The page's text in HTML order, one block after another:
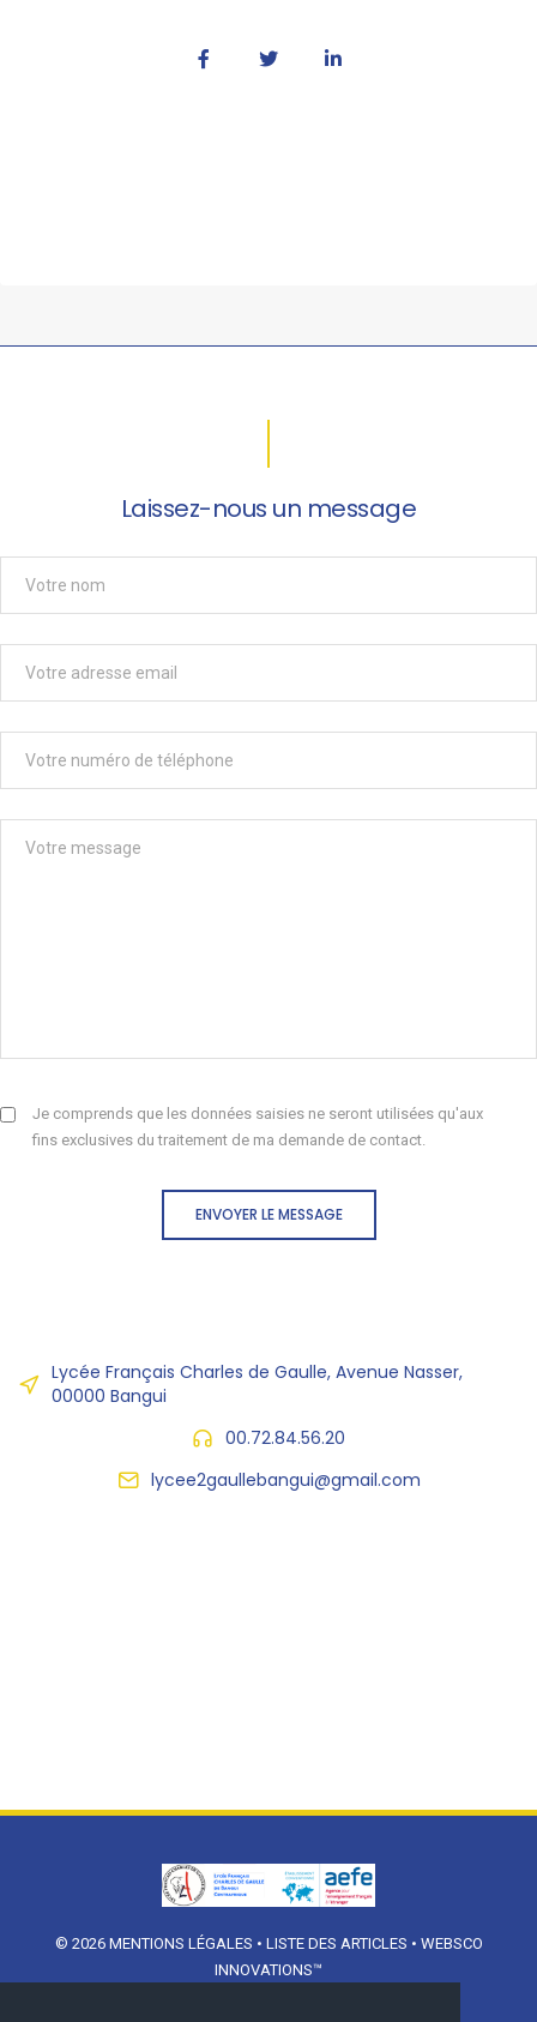
Laissez-nous un message
Je comprends que les données saisies ne seront utilisées qu'aux
fins exclusives du traitement de ma demande de contact.
ENVOYER LE MESSAGE
Lycée Français Charles de Gaulle, Avenue Nasser,
00000 Bangui
00.72.84.56.20
lycee2gaullebangui@gmail.com
© 2026 MENTIONS LÉGALES • LISTE DES ARTICLES • WEBSCO
INNOVATIONS™